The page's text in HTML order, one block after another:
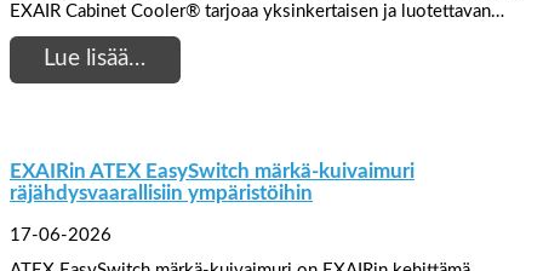
EXAIR Cabinet Cooler® tarjoaa yksinkertaisen ja luotettavan…
Lue lisää…
EXAIRin ATEX EasySwitch märkä-kuivaimuri
räjähdysvaarallisiin ympäristöihin
17-06-2026